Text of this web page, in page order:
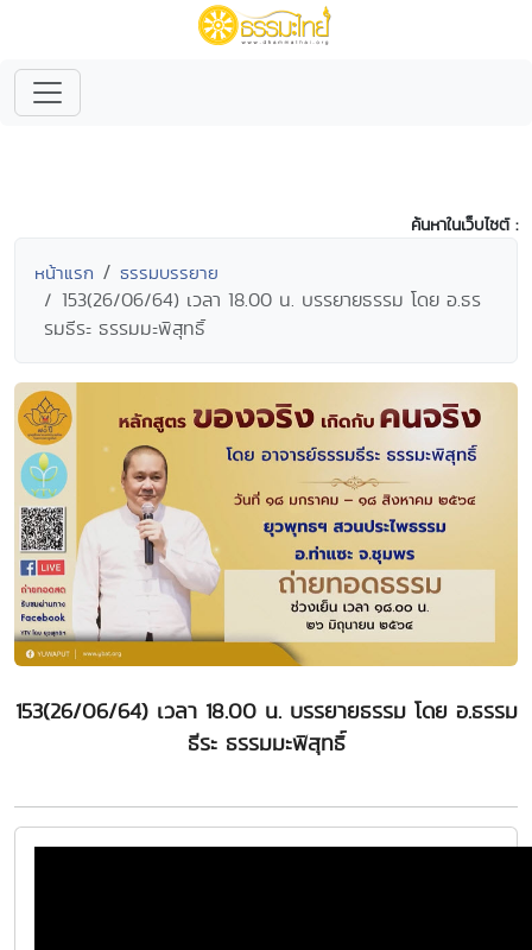
ค้นหาในเว็บไซต์ :
หน้าแรก ธรรมบรรยาย
153(26/06/64) เวลา 18.00 น. บรรยายธรรม โดย อ.ธร
รมธีระ ธรรมมะพิสุทธิ์
153(26/06/64) เวลา 18.00 น. บรรยายธรรม โดย อ.ธรรม
ธีระ ธรรมมะพิสุทธิ์